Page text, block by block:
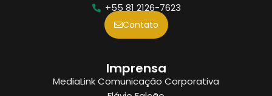
+55 81 2126-7623
Contato
Imprensa
MediaLink Comunicação Corporativa